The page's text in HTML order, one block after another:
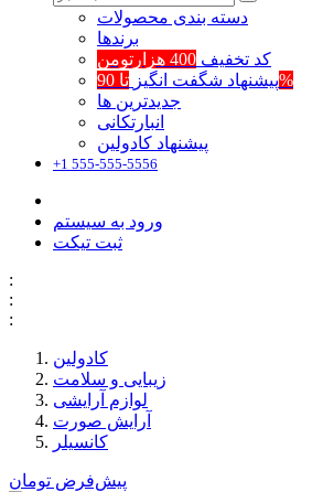
دسته بندی محصولات
برند‌ها
کد تخفیف 400 هزارتومن
پیشنهاد شگفت انگیزتا 90%
جدیدترین ها
انبارتکانی
پیشنهاد کادولین
+1 555-555-5556
ورود به سیستم
ثبت تیکت
:
:
:
کادولین
زیبایی و سلامت
لوازم آرایشی
آرایش صورت
کانسیلر
پیش‌فرض تومان